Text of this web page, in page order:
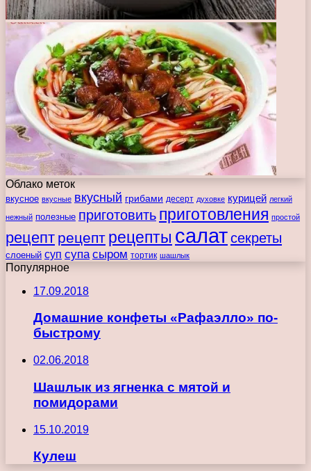
Облако меток
вкусное вкусные вкусный грибами десерт духовке курицей легкий
нежный полезные приготовить приготовления простой
рецепт рецепт рецепты салатсекреты
слоеный суп супа сыром тортик шашлык
Популярное
17.09.2018
Домашние конфеты «Рафаэлло» по-
быстрому
02.06.2018
Шашлык из ягненка с мятой и
помидорами
15.10.2019
Кулеш